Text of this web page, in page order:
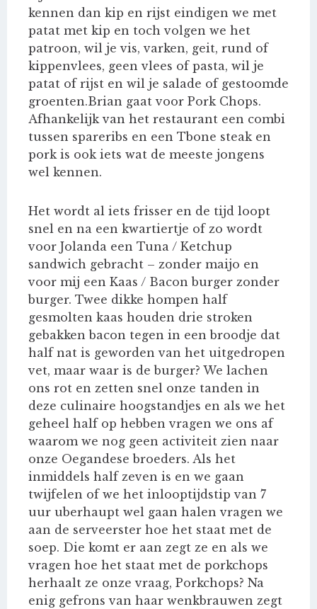
kennen dan kip en rijst eindigen we met
patat met kip en toch volgen we het
patroon, wil je vis, varken, geit, rund of
kippenvlees, geen vlees of pasta, wil je
patat of rijst en wil je salade of gestoomde
groenten.Brian gaat voor Pork Chops.
Afhankelijk van het restaurant een combi
tussen spareribs en een Tbone steak en
pork is ook iets wat de meeste jongens
wel kennen.
Het wordt al iets frisser en de tijd loopt
snel en na een kwartiertje of zo wordt
voor Jolanda een Tuna / Ketchup
sandwich gebracht – zonder maijo en
voor mij een Kaas / Bacon burger zonder
burger. Twee dikke hompen half
gesmolten kaas houden drie stroken
gebakken bacon tegen in een broodje dat
half nat is geworden van het uitgedropen
vet, maar waar is de burger? We lachen
ons rot en zetten snel onze tanden in
deze culinaire hoogstandjes en als we het
geheel half op hebben vragen we ons af
waarom we nog geen activiteit zien naar
onze Oegandese broeders. Als het
inmiddels half zeven is en we gaan
twijfelen of we het inlooptijdstip van 7
uur uberhaupt wel gaan halen vragen we
aan de serveerster hoe het staat met de
soep. Die komt er aan zegt ze en als we
vragen hoe het staat met de porkchops
herhaalt ze onze vraag, Porkchops? Na
enig gefrons van haar wenkbrauwen zegt